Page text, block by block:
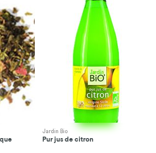
Jardin Bio
Pur jus de citron